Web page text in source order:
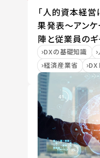
「人的資本経
果発表～アンケ
陣と従業員のギ
DXの基礎知識
経済産業省
DX